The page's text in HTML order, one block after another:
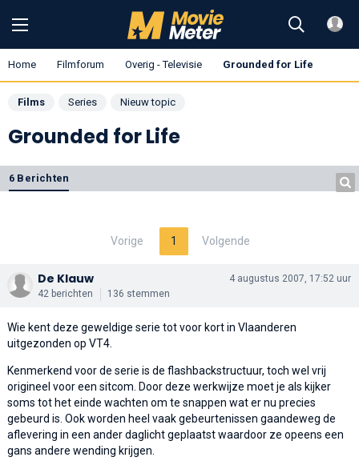
Home Filmforum Overig - Televisie Grounded for Life
Films Series Nieuw topic
Grounded for Life
6 Berichten
Vorige 1 Volgende
De Klauw
42 berichten 136 stemmen
4 augustus 2007, 17:52 uur
Wie kent deze geweldige serie tot voor kort in Vlaanderen
uitgezonden op VT4.
Kenmerkend voor de serie is de flashbackstructuur, toch wel vrij
origineel voor een sitcom. Door deze werkwijze moet je als kijker
soms tot het einde wachten om te snappen wat er nu precies
gebeurd is. Ook worden heel vaak gebeurtenissen gaandeweg de
aflevering in een ander daglicht geplaatst waardoor ze opeens een
gans andere wending krijgen.